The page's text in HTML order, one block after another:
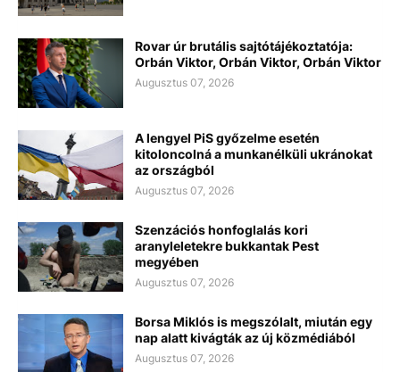
Rovar úr brutális sajtótájékoztatója:
Orbán Viktor, Orbán Viktor, Orbán Viktor
Augusztus 07, 2026
A lengyel PiS győzelme esetén
kitoloncolná a munkanélküli ukránokat
az országból
Augusztus 07, 2026
Szenzációs honfoglalás kori
aranyleletekre bukkantak Pest
megyében
Augusztus 07, 2026
Borsa Miklós is megszólalt, miután egy
nap alatt kivágták az új közmédiából
Augusztus 07, 2026